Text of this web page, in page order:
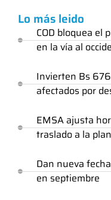
Lo más leido
COD bloquea el
en la vía al
Invierten Bs
afectados por
EMSA ajusta
traslado a la
Dan nueva
en septiembre